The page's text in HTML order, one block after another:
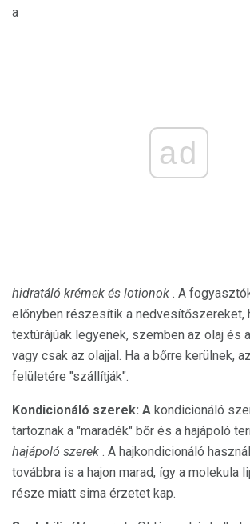
a
ad
hidratáló krémek és lotionok . A
előnyben részesítik a nedvesítőszereket,
textúrájúak legyenek, szemben az olaj és
vagy csak az olajjal. Ha a bőrre kerülnek,
felületére "szállítják".
Kondicionáló szerek: A kondicionáló
tartoznak a "maradék" bőr és a hajápoló
hajápoló szerek . A hajkondicionáló
továbbra is a hajon marad, így a molekula
része miatt sima érzetet kap.